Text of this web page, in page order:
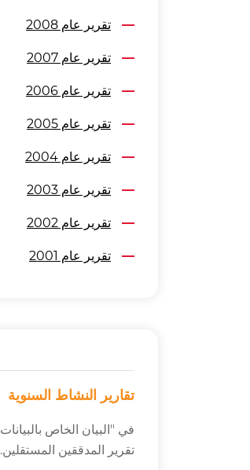
تقرير عام 2008
تقرير عام 2007
تقرير عام 2006
تقرير عام 2005
تقرير عام 2004
تقرير عام 2003
تقرير عام 2002
تقرير عام 2001
تقارير النشاط السنوية
تقرير المدققين المستقلين.